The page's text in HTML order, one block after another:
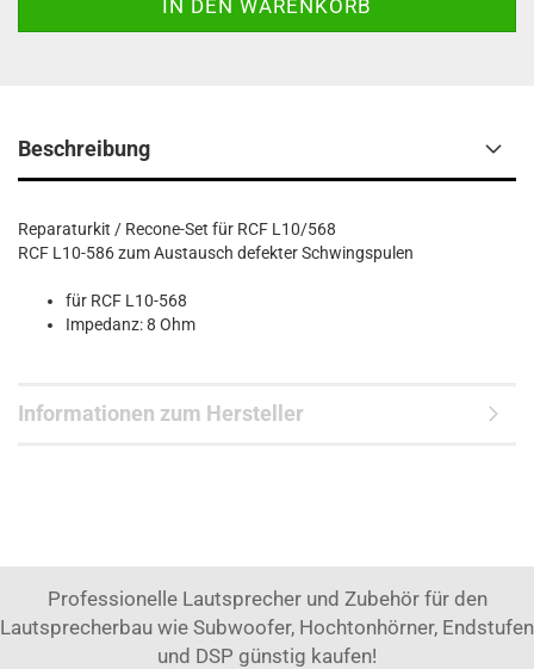
Beschreibung
Reparaturkit / Recone-Set für RCF L10/568
RCF L10-586 zum Austausch defekter Schwingspulen
für RCF L10-568
Impedanz: 8 Ohm
Informationen zum Hersteller
Professionelle Lautsprecher und Zubehör für den
Lautsprecherbau wie Subwoofer, Hochtonhörner, Endstufen
und DSP günstig kaufen!